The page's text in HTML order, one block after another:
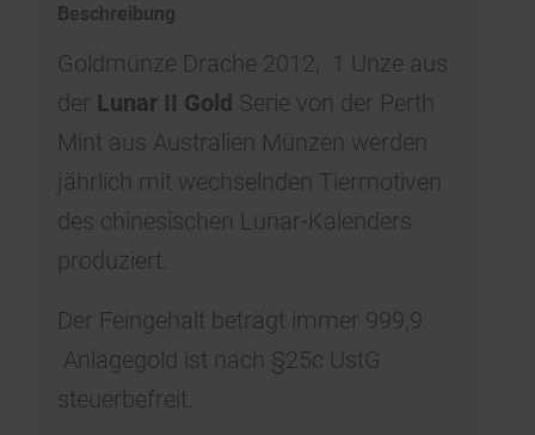
Beschreibung
Goldmünze Drache 2012, 1 Unze aus
der Lunar II Gold Serie von der Perth
Mint aus Australien Münzen werden
jährlich mit wechselnden Tiermotiven
des chinesischen Lunar-Kalenders
produziert.
Der Feingehalt beträgt immer 999,9.
Anlagegold ist nach §25c UstG
steuerbefreit.